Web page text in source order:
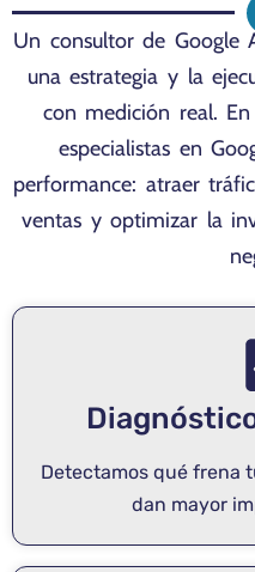
Un consultor de Google
una estrategia y la
con medición real.
especialistas en
performance: atraer
ventas y optimizar la
Detectamos qué frena
dan mayor